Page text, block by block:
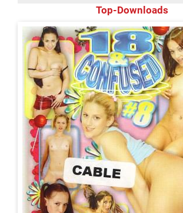
Top-Downloads